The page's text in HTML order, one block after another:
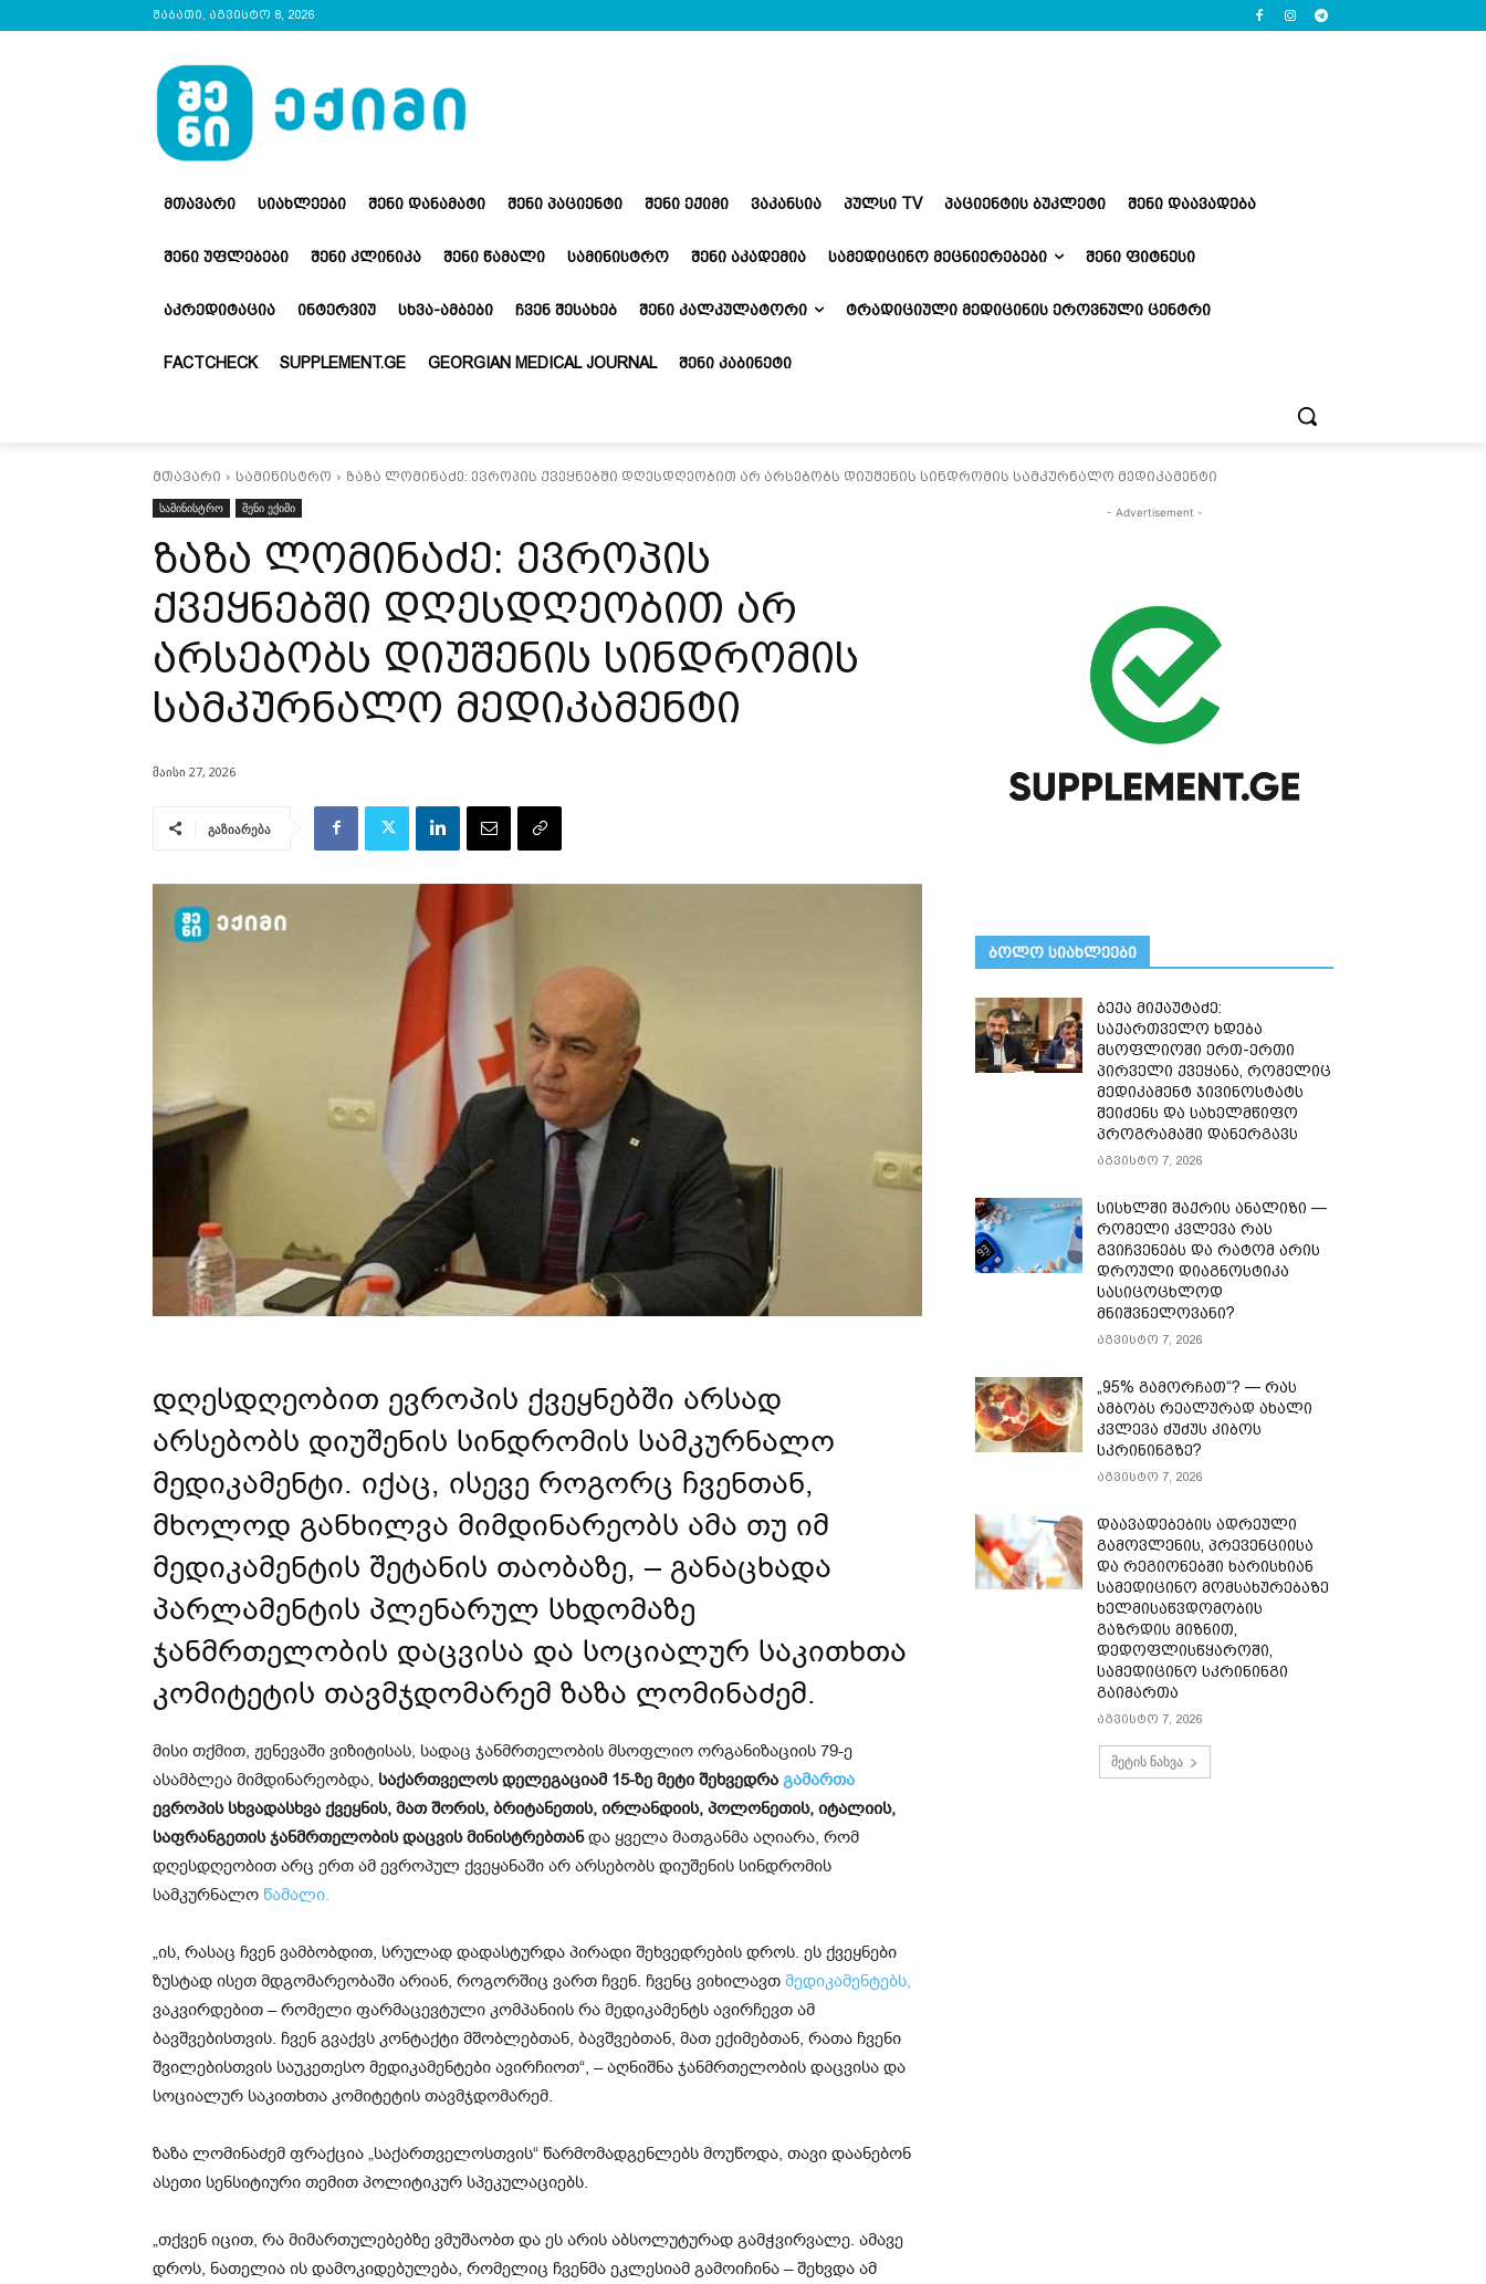
შაბათი, აგვისტო 8, 2026
ᲛᲗᲐᲕᲐᲠᲘ ᲡᲘᲐᲮᲚᲔᲔᲑᲘ ᲨᲔᲜᲘ ᲓᲐᲜᲐᲛᲐᲢᲘ ᲨᲔᲜᲘ ᲞᲐᲪᲘᲔᲜᲢᲘ ᲨᲔᲜᲘ ᲔᲥᲘᲛᲘ ᲕᲐᲙᲐᲜᲡᲘᲐ ᲞᲣᲚᲡᲘ TV ᲞᲐᲪᲘᲔᲜᲢᲘᲡ ᲑᲣᲙᲚᲔᲢᲘ ᲨᲔᲜᲘ ᲓᲐᲐᲕᲐᲓᲔᲑᲐ
ᲨᲔᲜᲘ ᲣᲤᲚᲔᲑᲔᲑᲘ ᲨᲔᲜᲘ ᲙᲚᲘᲜᲘᲙᲐ ᲨᲔᲜᲘ ᲬᲐᲛᲐᲚᲘ ᲡᲐᲛᲘᲜᲘᲡᲢᲠᲝ ᲨᲔᲜᲘ ᲐᲙᲐᲓᲔᲛᲘᲐ ᲡᲐᲛᲔᲓᲘᲪᲘᲜᲝ ᲛᲔᲪᲜᲘᲔᲠᲔᲑᲔᲑᲘ ᲨᲔᲜᲘ ᲤᲘᲢᲜᲔᲡᲘ
ᲐᲙᲠᲔᲓᲘᲢᲐᲪᲘᲐ ᲘᲜᲢᲔᲠᲕᲘᲣ ᲡᲮᲕᲐ-ᲐᲛᲑᲔᲑᲘ ᲩᲕᲔᲜ ᲨᲔᲡᲐᲮᲔᲑ ᲨᲔᲜᲘ ᲙᲐᲚᲙᲣᲚᲐᲢᲝᲠᲘ ᲢᲠᲐᲓᲘᲪᲘᲣᲚᲘ ᲛᲔᲓᲘᲪᲘᲜᲘᲡ ᲔᲠᲝᲕᲜᲣᲚᲘ ᲪᲔᲜᲢᲠᲘ
FACTCHECK SUPPLEMENT.GE GEORGIAN MEDICAL JOURNAL ᲨᲔᲜᲘ ᲙᲐᲑᲘᲜᲔᲢᲘ
მთავარი სამინისტრო
ზაზა ლომინაძე: ევროპის ქვეყნებში დღესდღეობით არ არსებობს დიუშენის სინდრომის სამკურნალო მედიკამენტი
სამინისტრო
შენი ექიმი
ზაზა ლომინაძე: ევროპის
ქვეყნებში დღესდღეობით არ
არსებობს დიუშენის სინდრომის
სამკურნალო მედიკამენტი
მაისი 27, 2026
გაზიარება
დღესდღეობით ევროპის ქვეყნებში არსად
არსებობს დიუშენის სინდრომის სამკურნალო
მედიკამენტი. იქაც, ისევე როგორც ჩვენთან,
მხოლოდ განხილვა მიმდინარეობს ამა თუ იმ
მედიკამენტის შეტანის თაობაზე, – განაცხადა
პარლამენტის პლენარულ სხდომაზე
ჯანმრთელობის დაცვისა და სოციალურ საკითხთა
კომიტეტის თავმჯდომარემ ზაზა ლომინაძემ.
მისი თქმით, ჟენევაში ვიზიტისას, სადაც ჯანმრთელობის მსოფლიო ორგანიზაციის 79-ე
ასამბლეა მიმდინარეობდა, საქართველოს დელეგაციამ 15-ზე მეტი შეხვედრა გამართა
ევროპის სხვადასხვა ქვეყნის, მათ შორის, ბრიტანეთის, ირლანდიის, პოლონეთის, იტალიის,
საფრანგეთის ჯანმრთელობის დაცვის მინისტრებთანდა ყველა მათგანმა აღიარა, რომ
დღესდღეობით არც ერთ ამ ევროპულ ქვეყანაში არ არსებობს დიუშენის სინდრომის
სამკურნალო წამალი.
„ის, რასაც ჩვენ ვამბობდით, სრულად დადასტურდა პირადი შეხვედრების დროს. ეს ქვეყნები
ზუსტად ისეთ მდგომარეობაში არიან, როგორშიც ვართ ჩვენ. ჩვენც ვიხილავთ მედიკამენტებს,
ვაკვირდებით – რომელი ფარმაცევტული კომპანიის რა მედიკამენტს ავირჩევთ ამ
ბავშვებისთვის. ჩვენ გვაქვს კონტაქტი მშობლებთან, ბავშვებთან, მათ ექიმებთან, რათა ჩვენი
შვილებისთვის საუკეთესო მედიკამენტები ავირჩიოთ“, – აღნიშნა ჯანმრთელობის დაცვისა და
სოციალურ საკითხთა კომიტეტის თავმჯდომარემ.
ზაზა ლომინაძემ ფრაქცია „საქართველოსთვის“ წარმომადგენლებს მოუწოდა, თავი დაანებონ
ასეთი სენსიტიური თემით პოლიტიკურ სპეკულაციებს.
„თქვენ იცით, რა მიმართულებებზე ვმუშაობთ და ეს არის აბსოლუტურად გამჭვირვალე. ამავე
დროს, ნათელია ის დამოკიდებულება, რომელიც ჩვენმა ეკლესიამ გამოიჩინა – შეხვდა ამ
- Advertisement -
ᲑᲝᲚᲝ ᲡᲘᲐᲮᲚᲔᲔᲑᲘ
ბექა მიქაუტაძე:
საქართველო ხდება
მსოფლიოში ერთ-ერთი
პირველი ქვეყანა, რომელიც
მედიკამენტ ჯივინოსტატს
შეიძენს და სახელმწიფო
პროგრამაში დანერგავს
აგვისტო 7, 2026
სისხლში შაქრის ანალიზი —
რომელი კვლევა რას
გვიჩვენებს და რატომ არის
დროული დიაგნოსტიკა
სასიცოცხლოდ
მნიშვნელოვანი?
აგვისტო 7, 2026
„95% გამორჩათ“? — რას
ამბობს რეალურად ახალი
კვლევა ძუძუს კიბოს
სკრინინგზე?
აგვისტო 7, 2026
დაავადებების ადრეული
გამოვლენის, პრევენციისა
და რეგიონებში ხარისხიან
სამედიცინო მომსახურებაზე
ხელმისაწვდომობის
გაზრდის მიზნით,
დედოფლისწყაროში,
სამედიცინო სკრინინგი
გაიმართა
აგვისტო 7, 2026
მეტის ნახვა